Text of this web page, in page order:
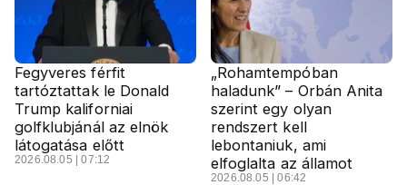
Fegyveres férfit
tartóztattak le Donald
Trump kaliforniai
golfklubjánál az elnök
látogatása előtt
2026.08.05 | 07:12
„Rohamtempóban
haladunk” – Orbán Anita
szerint egy olyan
rendszert kell
lebontaniuk, ami
elfoglalta az államot
2026.08.05 | 06:42